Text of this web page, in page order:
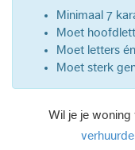
Minimaal 7
Moet
Moet letters
Moet sterk
Wil je je woning